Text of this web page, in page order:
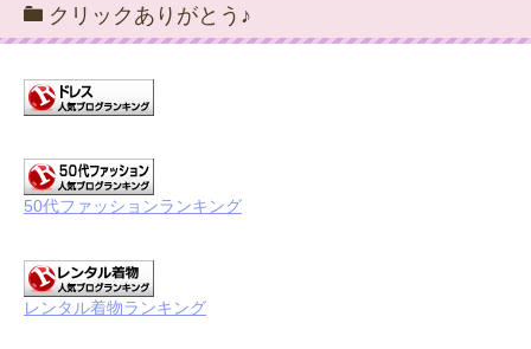
クリックありがとう♪
50代ファッションランキング
レンタル着物ランキング